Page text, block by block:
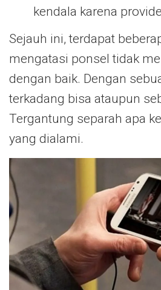
kendala karena
Sejauh ini, terdapat
mengatasi ponsel tidak
dengan baik. Dengan
terkadang bisa ataupun
Tergantung separah apa
yang dialami.